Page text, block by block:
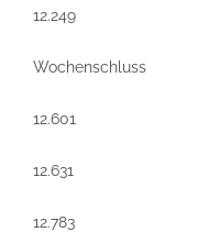
12.249
Wochenschluss
12.601
12.631
12.783